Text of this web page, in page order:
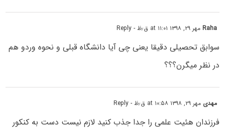
Rahaمهر ۲۹, ۱۳۹۸ at ۱۱:۰۱ ق٫ظ - Reply
سوابق تحصیلی دقیقا یعنی چی آیا دانشگاه قبلی و نحوه وردو هم
در نظر میگرن؟؟؟
مهدی مهر ۲۹, ۱۳۹۸ at ۱۰:۵۸ ق٫ظ - Reply
فرزندان هئیت علمی را جدا جذب کنید لازم نیست دست به کنکور